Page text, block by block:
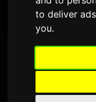
to deliver
you.
اخیر